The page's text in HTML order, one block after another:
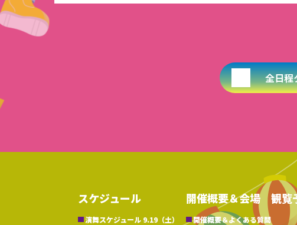
全日程
スケジュール
演舞スケジュール 9.19（土）
開催概要＆会場
開催概要＆よくある質問
観覧